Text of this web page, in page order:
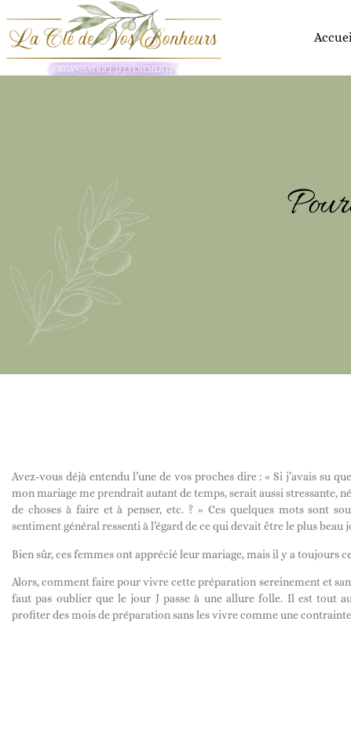
Avez-vous déjà entendu l’une de vos proches dire : « Si j’avais su
mon mariage me prendrait autant de temps, serait aussi stressante,
de choses à faire et à penser, etc. ? » Ces quelques mots sont
sentiment général ressenti à l’égard de ce qui devait être le plus beau
Bien sûr, ces femmes ont apprécié leur mariage, mais il y a toujours
Alors, comment faire pour vivre cette préparation sereinement et
faut pas oublier que le jour J passe à une allure folle. Il est tout
profiter des mois de préparation sans les vivre comme une